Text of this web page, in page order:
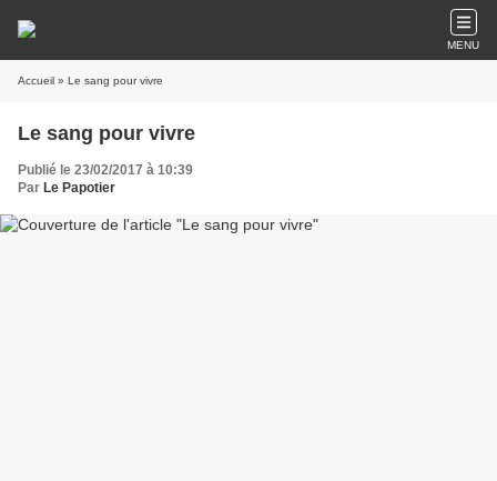
MENU
Accueil » Le sang pour vivre
Le sang pour vivre
Publié le 23/02/2017 à 10:39
Par Le Papotier